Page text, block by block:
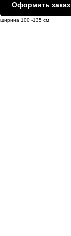
Оформить заказ
ширина 100 -135 см